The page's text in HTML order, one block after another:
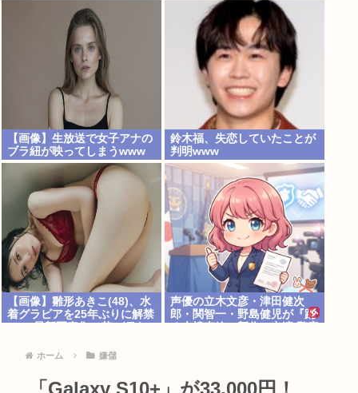
【画像】生放送で女子アナの
ブラ紐が映ってしまうwww
鈴木福、失恋していたことが
判明www
【画像】雛形あきこ(48)、水
着グラビアを25年ぶりに解禁
ー姿を大胆披露！！！
声優の立木文彦・津田健次
郎・関智一・野島健児が『踊
ホーム 嫌儲
「Galaxy S10+」が33,000円！